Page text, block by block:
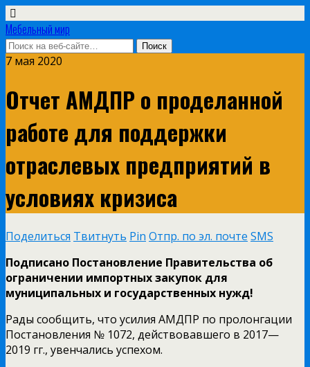
Мебельный мир
7 мая 2020
Отчет АМДПР о проделанной
работе для поддержки
отраслевых предприятий в
условиях кризиса
Поделиться Твитнуть Pin Отпр. по эл. почте SMS
Подписано Постановление Правительства об
ограничении импортных закупок для
муниципальных и государственных нужд!
Рады сообщить, что усилия АМДПР по пролонгации
Постановления № 1072, действовавшего в 2017—
2019 гг., увенчались успехом.